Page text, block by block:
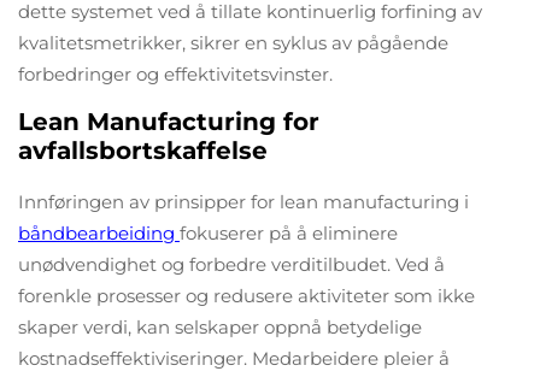
dette systemet ved å tillate kontinuerlig forfining av
kvalitetsmetrikker, sikrer en syklus av pågående
forbedringer og effektivitetsvinster.
Lean Manufacturing for
avfallsbortskaffelse
Innføringen av prinsipper for lean manufacturing i
båndbearbeiding fokuserer på å eliminere
unødvendighet og forbedre verditilbudet. Ved å
forenkle prosesser og redusere aktiviteter som ikke
skaper verdi, kan selskaper oppnå betydelige
kostnadseffektiviseringer. Medarbeidere pleier å